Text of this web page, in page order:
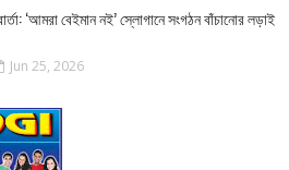
‘আমরা বেইমান নই’ স্লোগানে সংগঠন বাঁচানোর লড়াই
Jun 25, 2026